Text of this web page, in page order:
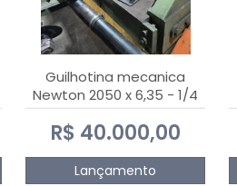
Guilhotina mecanica
Newton 2050 x 6,35 - 1/4
R$ 40.000,00
Lançamento